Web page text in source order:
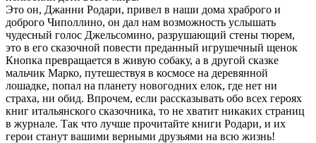
Это он, Джанни Родари, привел в наши дома храброго и
доброго Чиполлино, он дал нам возможность услышать
чудесный голос Джельсомино, разрушающий стены тюрем,
это в его сказочной повести преданный игрушечный щенок
Кнопка превращается в живую собаку, а в другой сказке
мальчик Марко, путешествуя в космосе на деревянной
лошадке, попал на планету новогодних елок, где нет ни
страха, ни обид. Впрочем, если рассказывать обо всех героях
книг итальянского сказочника, то не хватит никаких страниц
в журнале. Так что лучше прочитайте книги Родари, и их
герои станут вашими верными друзьями на всю жизнь!